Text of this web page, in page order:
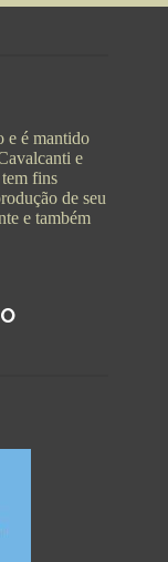
e é mantido
e
fins
de seu
e também